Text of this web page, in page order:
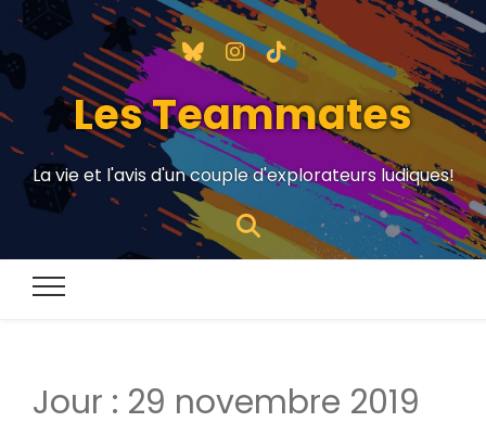
Les Teammates
La vie et l'avis d'un couple d'explorateurs ludiques!
Jour : 29 novembre 2019